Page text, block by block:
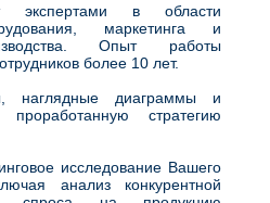
экспертами в области
маркетинга и
Опыт работы
более 10 лет.
наглядные диаграммы и
стратегию
исследование Вашего
анализ конкурентной